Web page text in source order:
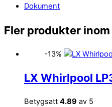
Dokument
Fler produkter
-13%
LX Whirlpool
Betygsatt 4.89 av 5